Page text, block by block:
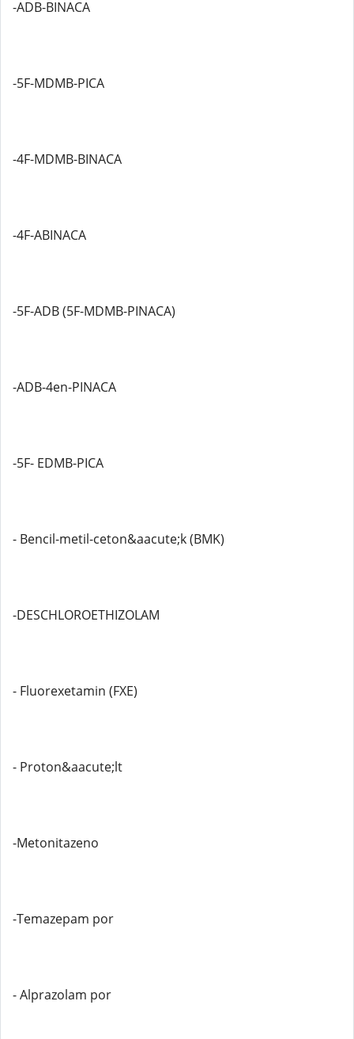
-ADB-BINACA
-5F-MDMB-PICA
-4F-MDMB-BINACA
-4F-ABINACA
-5F-ADB (5F-MDMB-PINACA)
-ADB-4en-PINACA
-5F- EDMB-PICA
- Bencil-metil-ceton&aacute;k (BMK)
-DESCHLOROETHIZOLAM
- Fluorexetamin (FXE)
- Proton&aacute;lt
-Metonitazeno
-Temazepam por
- Alprazolam por